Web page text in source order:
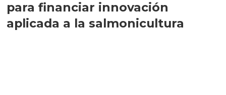
para financiar innovación
aplicada a la salmonicultura